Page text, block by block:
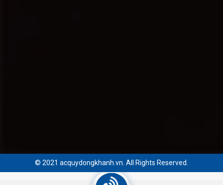
© 2021 acquydongkhanh.vn. All Rights Reserved.